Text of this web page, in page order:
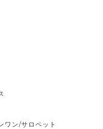
ワン/サロペット